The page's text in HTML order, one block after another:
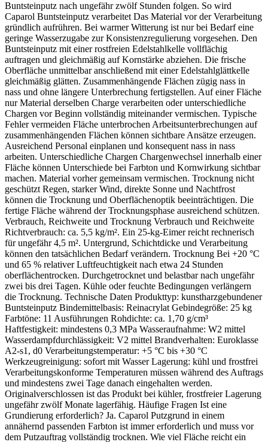
Buntsteinputz nach ungefähr zwölf Stunden folgen. So wird
Caparol Buntsteinputz verarbeitet Das Material vor der Verarbeitung
gründlich aufrühren. Bei warmer Witterung ist nur bei Bedarf eine
geringe Wasserzugabe zur Konsistenzregulierung vorgesehen. Den
Buntsteinputz mit einer rostfreien Edelstahlkelle vollflächig
auftragen und gleichmäßig auf Kornstärke abziehen. Die frische
Oberfläche unmittelbar anschließend mit einer Edelstahlglättkelle
gleichmäßig glätten. Zusammenhängende Flächen zügig nass in
nass und ohne längere Unterbrechung fertigstellen. Auf einer Fläche
nur Material derselben Charge verarbeiten oder unterschiedliche
Chargen vor Beginn vollständig miteinander vermischen. Typische
Fehler vermeiden Fläche unterbrochen Arbeitsunterbrechungen auf
zusammenhängenden Flächen können sichtbare Ansätze erzeugen.
Ausreichend Personal einplanen und konsequent nass in nass
arbeiten. Unterschiedliche Chargen Chargenwechsel innerhalb einer
Fläche können Unterschiede bei Farbton und Kornwirkung sichtbar
machen. Material vorher gemeinsam vermischen. Trocknung nicht
geschützt Regen, starker Wind, direkte Sonne und Nachtfrost
können die Trocknung und Oberflächenoptik beeinträchtigen. Die
fertige Fläche während der Trocknungsphase ausreichend schützen.
Verbrauch, Reichweite und Trocknung Verbrauch und Reichweite
Richtverbrauch: ca. 5,5 kg/m². Ein 25-kg-Eimer reicht rechnerisch
für ungefähr 4,5 m². Untergrund, Schichtdicke und Verarbeitung
können den tatsächlichen Bedarf verändern. Trocknung Bei +20 °C
und 65 % relativer Luftfeuchtigkeit nach etwa 24 Stunden
oberflächentrocken. Durchgetrocknet und belastbar nach ungefähr
zwei bis drei Tagen. Kühle oder feuchte Bedingungen verlängern
die Trocknung. Technische Daten Produkttyp: kunstharzgebundener
Buntsteinputz Bindemittelbasis: Reinacrylat Gebindegröße: 25 kg
Farbtöne: 11 Ausführungen Rohdichte: ca. 1,70 g/cm³
Haftfestigkeit: mindestens 0,3 MPa Wasseraufnahme: W2 mittel
Wasserdampfdurchlässigkeit: V2 mittel Brandverhalten: Euroklasse
A2-s1, d0 Verarbeitungstemperatur: +5 °C bis +30 °C
Werkzeugreinigung: sofort mit Wasser Lagerung: kühl und frostfrei
Verarbeitungskonforme Temperaturen müssen während des Auftrags
und mindestens zwei Tage danach eingehalten werden.
Originalverschlossen ist das Produkt bei kühler, frostfreier Lagerung
ungefähr zwölf Monate lagerfähig. Häufige Fragen Ist eine
Grundierung erforderlich? Ja. Caparol Putzgrund in einem
annähernd passenden Farbton ist immer erforderlich und muss vor
dem Putzauftrag vollständig trocknen. Wie viel Fläche reicht ein